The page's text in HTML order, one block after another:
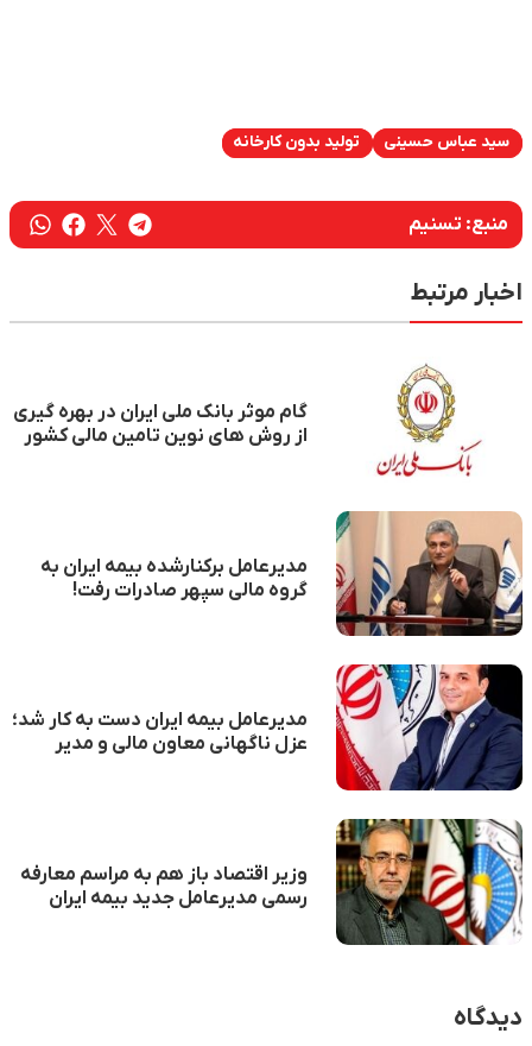
سید عباس حسینی تولید بدون کارخانه
منبع: تسنیم
اخبار مرتبط
گام موثر بانک ملی ایران در بهره گیری
از روش های نوین تامین مالی کشور
مدیرعامل برکنارشده بیمه ایران به
گروه مالی سپهر صادرات رفت!
مدیرعامل بیمه ایران دست به کار شد؛
عزل ناگهانی معاون مالی و مدیر
وزیر اقتصاد باز هم به مراسم معارفه
رسمی مدیرعامل جدید بیمه ایران
دیدگاه